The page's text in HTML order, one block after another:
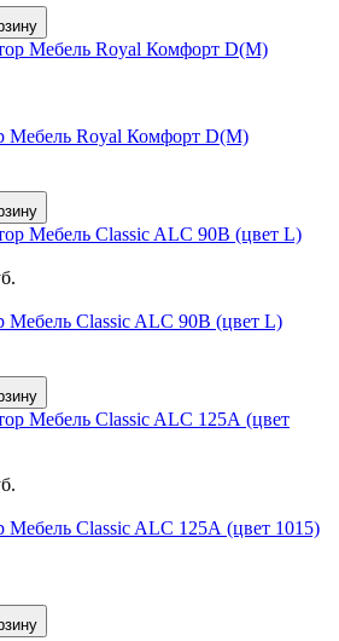
Мебель Royal Комфорт D(М)
Мебель Classic ALC 90В (цвет L)
Мебель Classic ALC 125А (цвет 1015)